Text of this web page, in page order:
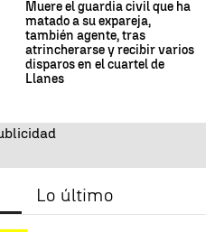
Muere el guardia civil que ha
matado a su expareja,
también agente, tras
atrincherarse y recibir varios
disparos en el cuartel de
Llanes
Lo último